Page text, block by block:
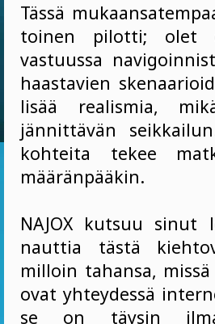
Tässä
toinen pilotti; olet
vastuussa
haastavien
lisää realismia,
jännittävän
kohteita tekee
määränpääkin.
NAJOX kutsuu
nauttia tästä
milloin tahansa,
ovat yhteydessä
se on täysin